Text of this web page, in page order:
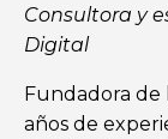
Consultora y
Digital
Fundadora de
años de